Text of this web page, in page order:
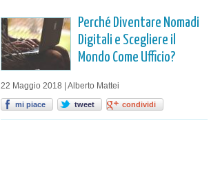
Perché Diventare Nomadi
Digitali e Scegliere il
Mondo Come Ufficio?
22 Maggio 2018 | Alberto Mattei
mi piace tweet condividi